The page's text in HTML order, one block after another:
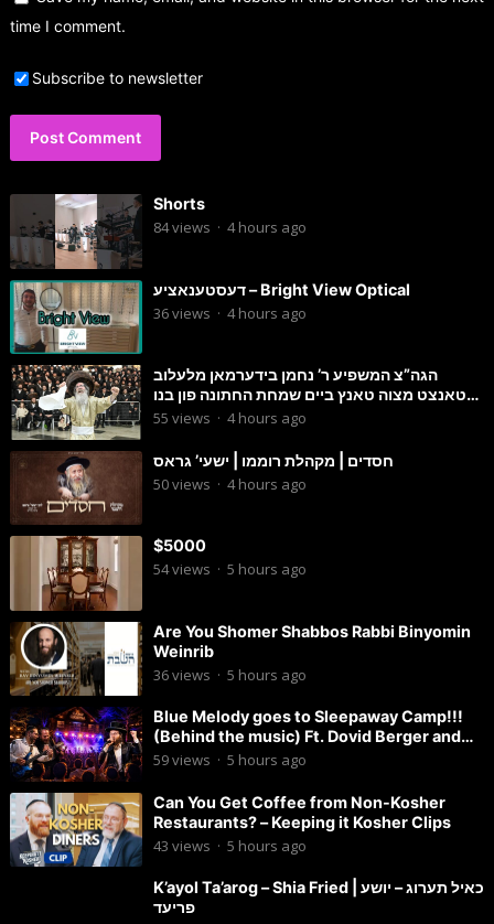
time I comment.
Subscribe to newsletter
Shorts
84views · 4 hours ago
דעסטענאציע – Bright View Optical
36views · 4 hours ago
הגה”צ המשפיע ר’ נחמן בידערמאן מלעלוב
טאנצט מצוה טאנץ ביים שמחת החתונה פון בנו
החתן
55 views · 4 hours ago
חסדים | מקהלת רוממו | ישעי’ גראס
50views · 4 hours ago
$5000
54views · 5 hours ago
Are You Shomer Shabbos Rabbi Binyomin
Weinrib
36views · 5 hours ago
Blue Melody goes to Sleepaway Camp!!!
(Behind the music) Ft. Dovid Berger and
Chaim Brown
59views · 5 hours ago
Can You Get Coffee from Non-Kosher
Restaurants? – Keeping it Kosher Clips
43 views · 5 hours ago
K’ayol Ta’arog – Shia Fried | כאיל תערוג – יושע
פריעד